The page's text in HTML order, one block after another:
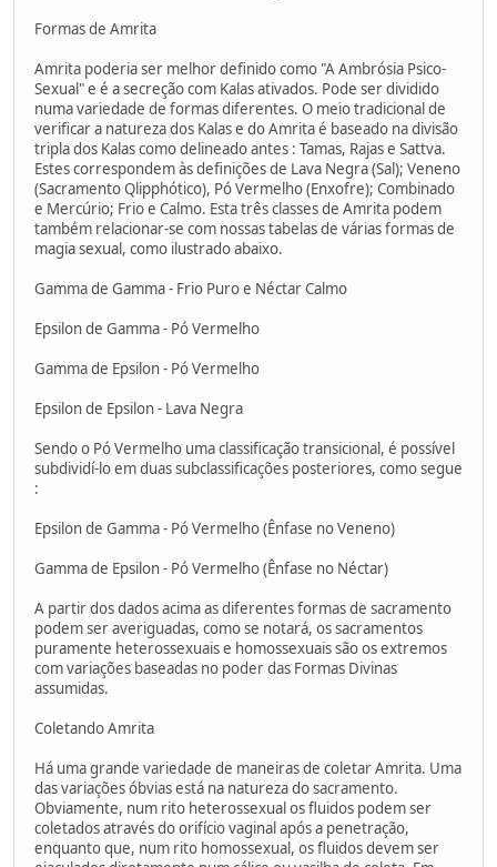
Formas de Amrita
Amrita poderia ser melhor definido como "A Ambrósia Psico-
Sexual" e é a secreção com Kalas ativados. Pode ser dividido
numa variedade de formas diferentes. O meio tradicional de
verificar a natureza dos Kalas e do Amrita é baseado na divisão
tripla dos Kalas como delineado antes : Tamas, Rajas e Sattva.
Estes correspondem às definições de Lava Negra (Sal); Veneno
(Sacramento Qlipphótico), Pó Vermelho (Enxofre); Combinado
e Mercúrio; Frio e Calmo. Esta três classes de Amrita podem
também relacionar-se com nossas tabelas de várias formas de
magia sexual, como ilustrado abaixo.
Gamma de Gamma - Frio Puro e Néctar Calmo
Epsilon de Gamma - Pó Vermelho
Gamma de Epsilon - Pó Vermelho
Epsilon de Epsilon - Lava Negra
Sendo o Pó Vermelho uma classificação transicional, é possível
subdividí-lo em duas subclassificações posteriores, como segue
:
Epsilon de Gamma - Pó Vermelho (Ênfase no Veneno)
Gamma de Epsilon - Pó Vermelho (Ênfase no Néctar)
A partir dos dados acima as diferentes formas de sacramento
podem ser averiguadas, como se notará, os sacramentos
puramente heterossexuais e homossexuais são os extremos
com variações baseadas no poder das Formas Divinas
assumidas.
Coletando Amrita
Há uma grande variedade de maneiras de coletar Amrita. Uma
das variações óbvias está na natureza do sacramento.
Obviamente, num rito heterossexual os fluidos podem ser
coletados através do orifício vaginal após a penetração,
enquanto que, num rito homossexual, os fluidos devem ser